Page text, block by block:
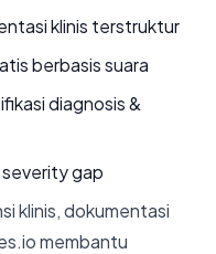
klinis terstruktur
berbasis suara
diagnosis &
severity gap
klinis, dokumentasi
membantu